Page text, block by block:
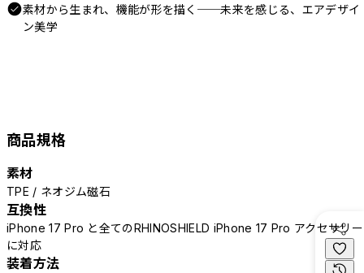
素材から生まれ、機能が形を描く──未来を感じる、エアデザイ
ン美学
商品規格
素材
TPE / ネオジム磁石
互換性
iPhone 17 Pro と全てのRHINOSHIELD iPhone 17 Pro アクセサリー
に対応
装着方法